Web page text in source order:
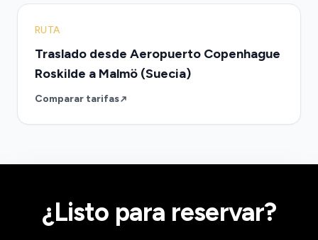
RUTA
Traslado desde Aeropuerto Copenhague
Roskilde a Malmö (Suecia)
Comparar tarifas
¿Listo para reservar?